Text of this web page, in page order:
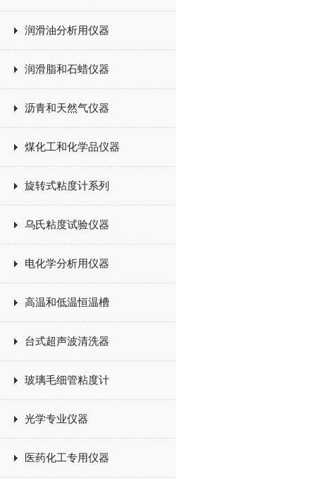
润滑油分析用仪器
润滑脂和石蜡仪器
沥青和天然气仪器
煤化工和化学品仪器
旋转式粘度计系列
乌氏粘度试验仪器
电化学分析用仪器
高温和低温恒温槽
台式超声波清洗器
玻璃毛细管粘度计
光学专业仪器
医药化工专用仪器